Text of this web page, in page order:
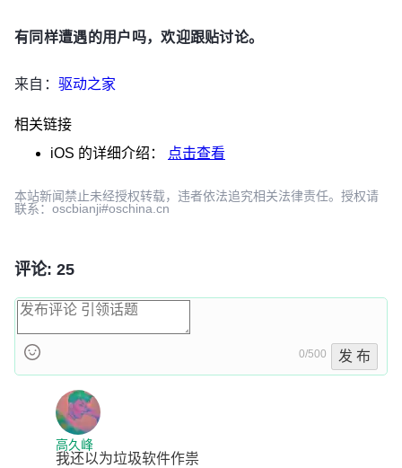
有同样遭遇的用户吗，欢迎跟贴讨论。
来自： 驱动之家
相关链接
iOS 的详细介绍： 点击查看
本站新闻禁止未经授权转载，违者依法追究相关法律责任。授权请
联系：oscbianji#oschina.cn
评论: 25
0/500 发 布
高久峰
我还以为垃圾软件作祟